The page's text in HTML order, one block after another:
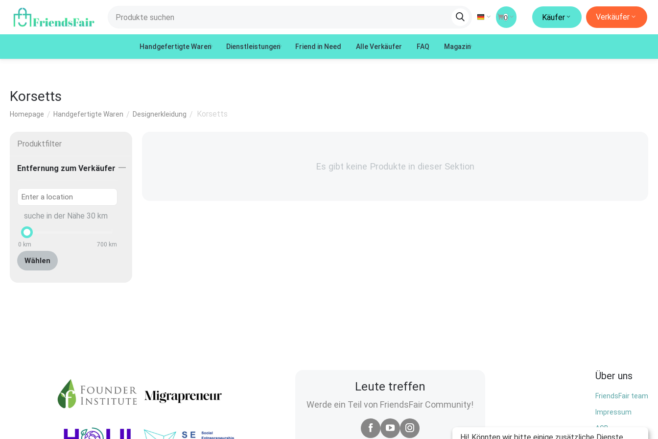
0 Käufer Verkäufer
Handgefertigte Waren Dienstleistungen Friend in Need Alle Verkäufer FAQ Magazin
Korsetts
Homepage / Handgefertigte Waren / Designerkleidung / Korsetts
Es gibt keine Produkte in dieser Sektion
Produktfilter
Entfernung zum Verkäufer
suche in der Nähe 30 km
0 km 700 km
Wählen
Leute treffen
Werde ein Teil von FriendsFair Community!
Über uns
FriendsFair team
Impressum
AGB